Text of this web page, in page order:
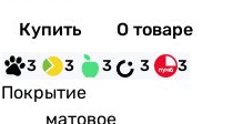
Купить О товаре
3 3 3 3 3
Покрытие
матовое